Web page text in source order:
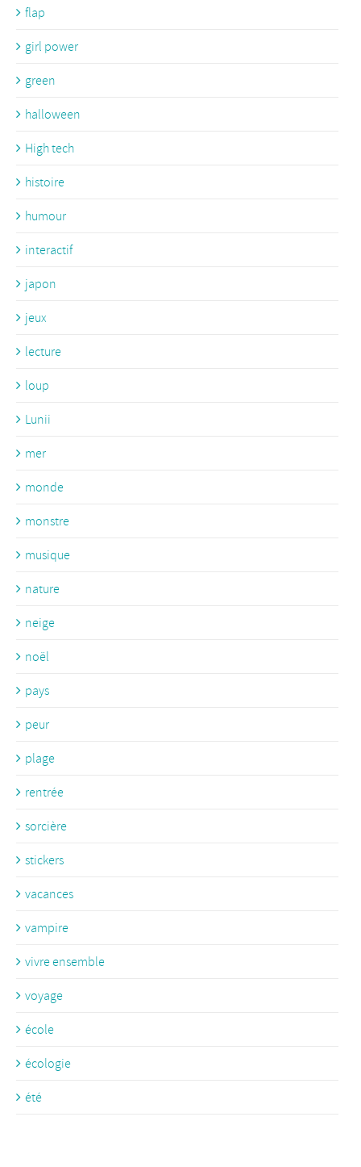
flap
girl power
green
halloween
High tech
histoire
humour
interactif
japon
jeux
lecture
loup
Lunii
mer
monde
monstre
musique
nature
neige
noël
pays
peur
plage
rentrée
sorcière
stickers
vacances
vampire
vivre ensemble
voyage
école
écologie
été